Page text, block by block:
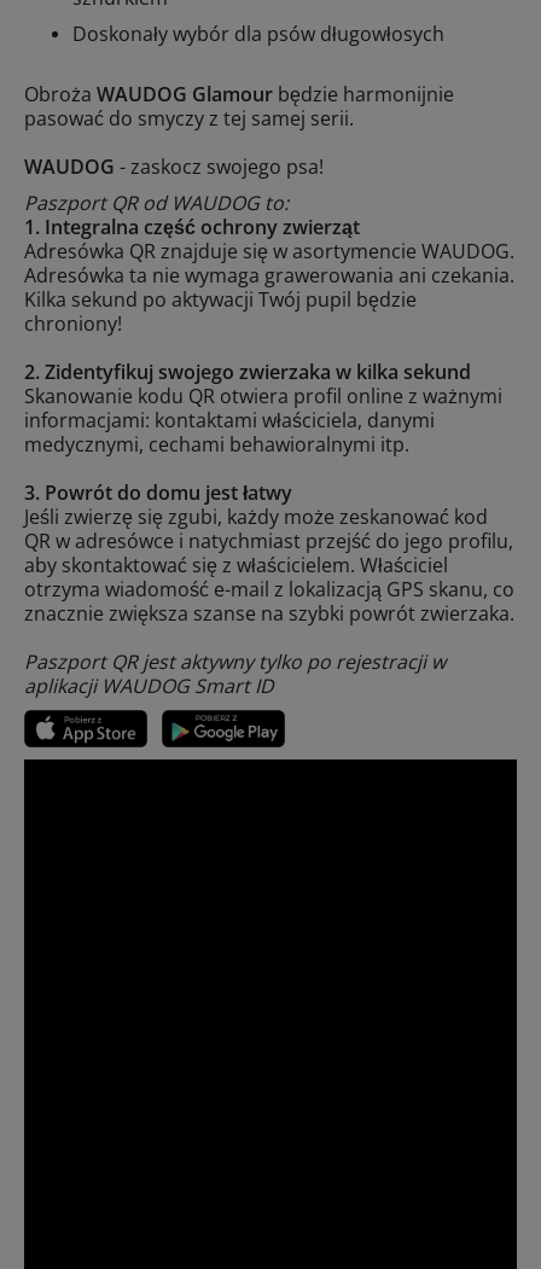
Doskonały wybór dla psów długowłosych
Obroża WAUDOG Glamour będzie harmonijnie
pasować do smyczy z tej samej serii.
WAUDOG - zaskocz swojego psa!
Paszport QR od WAUDOG to:
1. Integralna część ochrony zwierząt
Adresówka QR znajduje się w asortymencie WAUDOG.
Adresówka ta nie wymaga grawerowania ani czekania.
Kilka sekund po aktywacji Twój pupil będzie
chroniony!
2. Zidentyfikuj swojego zwierzaka w kilka sekund
Skanowanie kodu QR otwiera profil online z ważnymi
informacjami: kontaktami właściciela, danymi
medycznymi, cechami behawioralnymi itp.
3. Powrót do domu jest łatwy
Jeśli zwierzę się zgubi, każdy może zeskanować kod
QR w adresówce i natychmiast przejść do jego profilu,
aby skontaktować się z właścicielem. Właściciel
otrzyma wiadomość e-mail z lokalizacją GPS skanu, co
znacznie zwiększa szanse na szybki powrót zwierzaka.
Paszport QR jest aktywny tylko po rejestracji w
aplikacji WAUDOG Smart ID